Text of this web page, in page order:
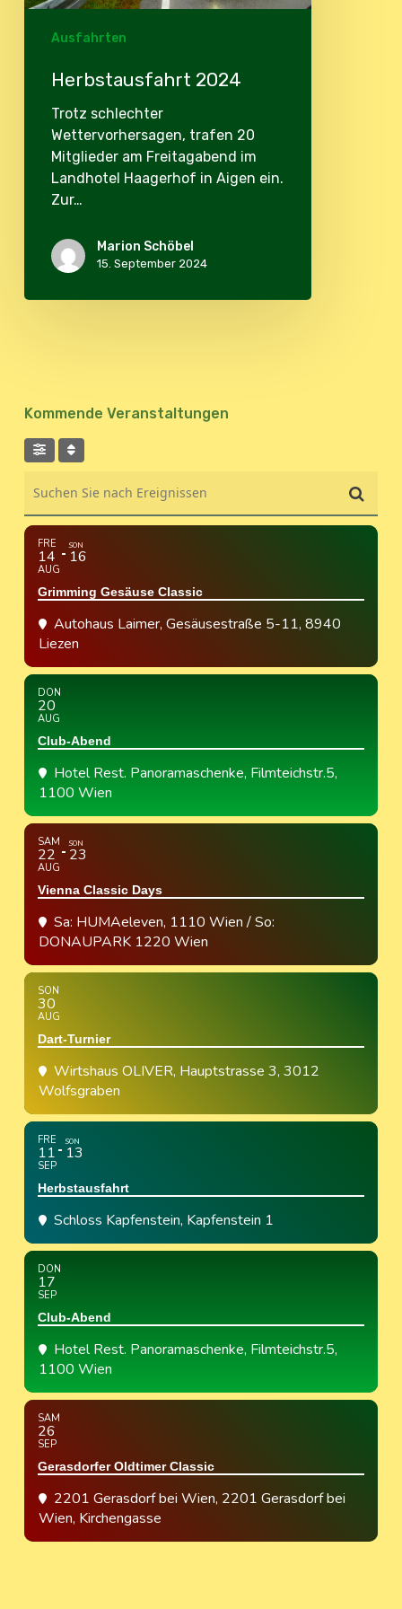
Ausfahrten
Herbstausfahrt 2024
Trotz schlechter
Wettervorhersagen, trafen 20
Mitglieder am Freitagabend im
Landhotel Haagerhof in Aigen ein.
Zur…
Marion Schöbel
15. September 2024
Kommende Veranstaltungen
FRE
14
AUG
SON
16
Grimming Gesäuse Classic
Autohaus Laimer, Gesäusestraße 5-11, 8940
Liezen
DON
20
AUG
Club-Abend
Hotel Rest. Panoramaschenke, Filmteichstr.5,
1100 Wien
SAM
22
AUG
SON
23
Vienna Classic Days
Sa: HUMAeleven, 1110 Wien / So:
DONAUPARK 1220 Wien
SON
30
AUG
Dart-Turnier
Wirtshaus OLIVER, Hauptstrasse 3, 3012
Wolfsgraben
FRE
11
SEP
SON
13
Herbstausfahrt
Schloss Kapfenstein, Kapfenstein 1
DON
17
SEP
Club-Abend
Hotel Rest. Panoramaschenke, Filmteichstr.5,
1100 Wien
SAM
26
SEP
Gerasdorfer Oldtimer Classic
2201 Gerasdorf bei Wien, 2201 Gerasdorf bei
Wien, Kirchengasse